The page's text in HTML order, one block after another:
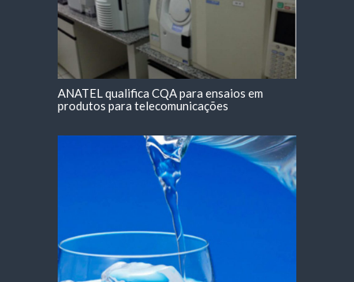
ANATEL qualifica CQA para ensaios em
produtos para telecomunicações